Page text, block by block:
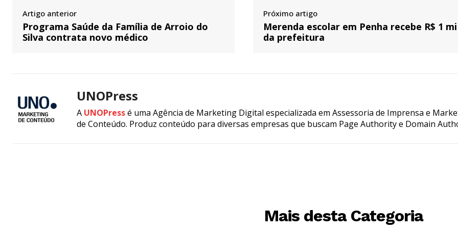
Artigo anterior
Programa Saúde da Família de Arroio do
Silva contrata novo médico
Próximo artigo
Merenda escolar em Penha recebe R$ 1 mi
da prefeitura
UNOPress
A UNOPressé uma Agência de Marketing Digital especializada em Assessoria de Imprensa e
de Conteúdo. Produz conteúdo para diversas empresas que buscam Page Authority e Domain
Mais desta Categoria